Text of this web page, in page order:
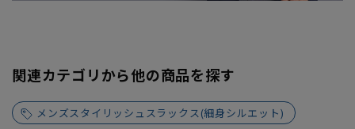
関連カテゴリから他の商品を探す
メンズスタイリッシュスラックス(細身シルエット)